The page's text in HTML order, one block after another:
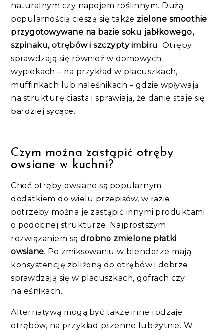
naturalnym czy napojem roślinnym. Dużą
popularnością cieszą się także zielone smoothie
przygotowywane na bazie soku jabłkowego,
szpinaku, otrębów i szczypty imbiru. Otręby
sprawdzają się również w domowych
wypiekach – na przykład w placuszkach,
muffinkach lub naleśnikach – gdzie wpływają
na strukturę ciasta i sprawiają, że danie staje się
bardziej sycące.
Czym można zastąpić otręby
owsiane w kuchni?
Choć otręby owsiane są popularnym
dodatkiem do wielu przepisów, w razie
potrzeby można je zastąpić innymi produktami
o podobnej strukturze. Najprostszym
rozwiązaniem sądrobno zmielone płatki
owsiane. Po zmiksowaniu w blenderze mają
konsystencję zbliżoną do otrębów i dobrze
sprawdzają się w placuszkach, gofrach czy
naleśnikach.
Alternatywą mogą być także inne rodzaje
otrębów, na przykład pszenne lub żytnie. W